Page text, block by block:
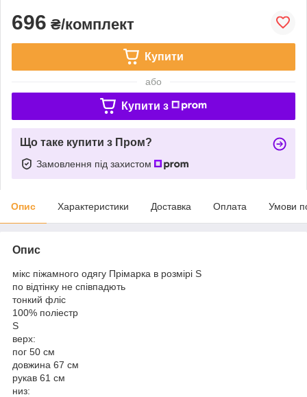
696 ₴/комплект
Купити
або
Купити з
Що таке купити з Пром?
Замовлення під захистом
Опис Характеристики Доставка Оплата Умови
Опис
мікс піжамного одягу Прімарка в розмірі S
по відтінку не співпадють
тонкий фліс
100% поліестр
S
верх:
пог 50 см
довжина 67 см
рукав 61 см
низ: